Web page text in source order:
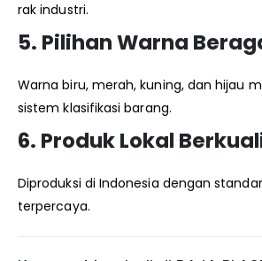
rak industri.
5. Pilihan Warna
Warna biru, merah, kuning, dan hijau
sistem klasifikasi barang.
6. Produk Lokal
Diproduksi di Indonesia dengan
terpercaya.